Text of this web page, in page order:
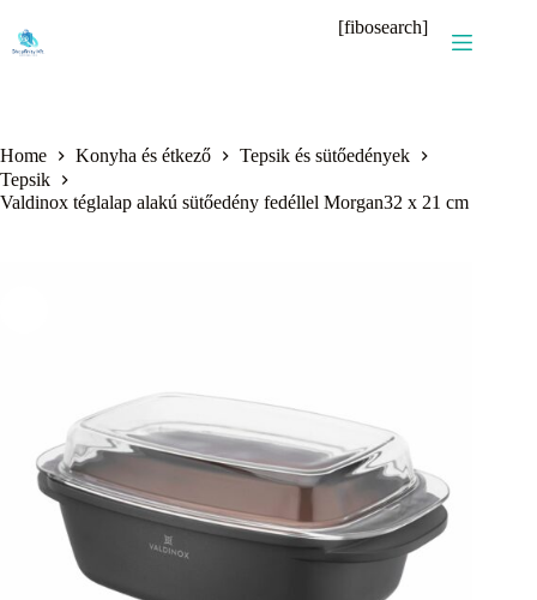
content
[fibosearch]
Home Konyha és étkező
Tepsik és sütőedények
Tepsik
Valdinox téglalap alakú sütőedény fedéllel Morgan32 x 21 cm